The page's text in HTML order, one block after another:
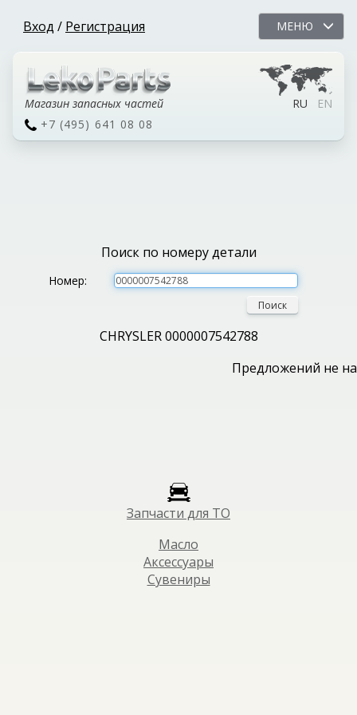
Вход / Регистрация МЕНЮ
Магазин запасных частей RU
EN
+7 (495) 641 08 08
Поиск по номеру детали
Номер:
Поиск
CHRYSLER 0000007542788
Предложений не
Запчасти для ТО
Масло
Аксессуары
Сувениры